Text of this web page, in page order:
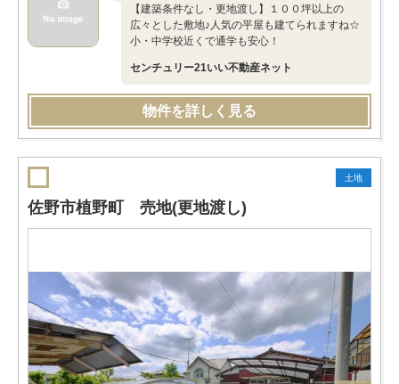
【建築条件なし・更地渡し】１００坪以上の
広々とした敷地♪人気の平屋も建てられますね☆
小・中学校近くで通学も安心！
センチュリー21いい不動産ネット
物件を詳しく見る
土地
佐野市植野町 売地(更地渡し)